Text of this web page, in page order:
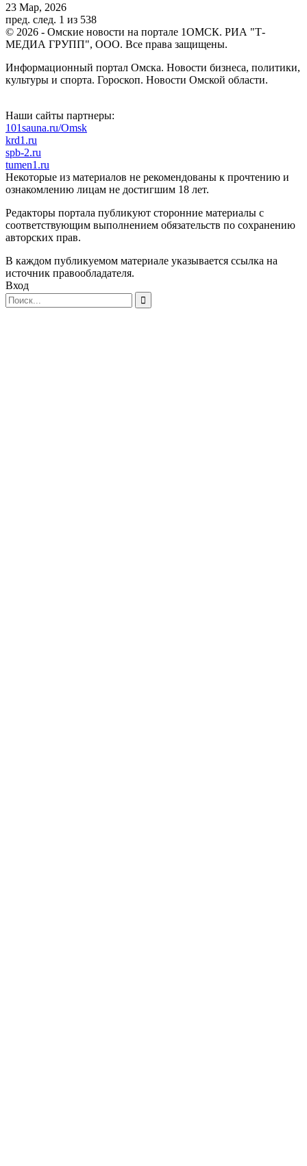
23 Мар, 2026
пред. след. 1 из 538
© 2026 - Омские новости на портале 1ОМСК. РИА "Т-
МЕДИА ГРУПП", ООО. Все права защищены.
Информационный портал Омска. Новости бизнеса, политики,
культуры и спорта. Гороскоп. Новости Омской области.
Наши сайты партнеры:
101sauna.ru/Omsk
krd1.ru
spb-2.ru
tumen1.ru
Некоторые из материалов не рекомендованы к прочтению и
ознакомлению лицам не достигшим 18 лет.
Редакторы портала публикуют сторонние материалы с
соответствующим выполнением обязательств по сохранению
авторских прав.
В каждом публикуемом материале указывается ссылка на
источник правообладателя.
Вход